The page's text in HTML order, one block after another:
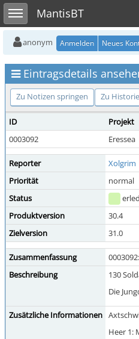
Toggle sidebarMantisBT
anonym Anmelden Neues
Eintragsdetails
Zu Notizen springen Zu
ID
Projekt
0003092
Eressea
Reporter
Xolgrim
Priorität
normal
Status
Produktversion
30.4
Zielversion
31.0
Zusammenfassung
Beschreibung
130
Die
Zusätzliche Informationen
Heer 1: